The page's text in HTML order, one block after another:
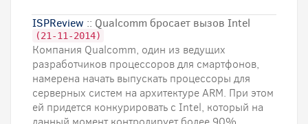
ISPReview :: Qualcomm бросает вызов Intel
(21-11-2014)
Компания Qualcomm, один из ведущих
разработчиков процессоров для смартфонов,
намерена начать выпускать процессоры для
серверных систем на архитектуре ARM. При этом
ей придется конкурировать с Intel, который на